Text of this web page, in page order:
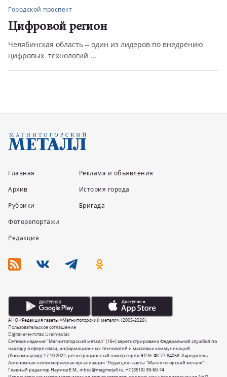
Городской проспект
Цифровой регион
Челябинская область – один из лидеров по внедрению
цифровых технологий ...
Главная
Архив
Рубрики
Фоторепортажи
Редакция
Реклама и объявления
История города
Бригада
Сетевое издание "Магнитогорский металл" (16+) зарегистрировано Федеральной службой по
надзору в сфере связи, информационных технологий и массовых коммуникаций
(Роскомнадзор) 17.10.2022, регистрационный номер серия ЭЛ № ФС77-84058. Учредитель
Автономная некоммерческая организация "Редакция газеты "Магнитогорский металл".
Главный редактор Наумов Е.М.,inbox@magmetall.ru,+7 (3519) 39-60-74
Пользовательское соглашение
Digital-агентство Uralmedias
АНО «Редакция газеты «Магнитогорский металл». (2005-2026).